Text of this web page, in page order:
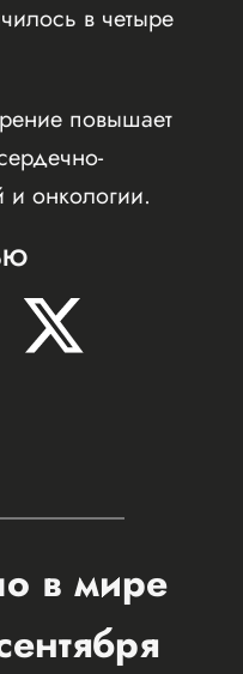
в четыре
повышает
и онкологии.
в мире